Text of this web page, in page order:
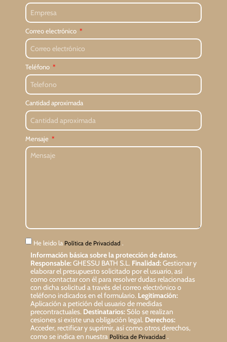
Correo electrónico
Teléfono
Cantidad aproximada
Mensaje
He leido la Política de Privacidad .
Información básica sobre la protección de datos.
Responsable:GHESSU BATH S.L. Finalidad:Gestionar y
elaborar el presupuesto solicitado por el usuario, así
como contactar con él para resolver dudas relacionadas
con dicha solicitud a través del correo electrónico o
teléfono indicados en el formulario. Legitimación:
Aplicación a petición del usuario de medidas
precontractuales. Destinatarios:Sólo se realizan
cesiones si existe una obligación legal. Derechos:
Acceder, rectificar y suprimir, así como otros derechos,
como se indica en nuestra Política de Privacidad .